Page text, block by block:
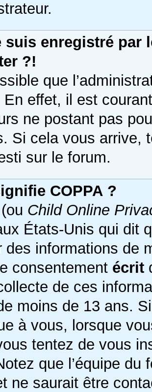
suis enregistré par
?!
que
En effet, il est
ne postant pas
Si cela vous arrive,
sur le forum.
COPPA ?
Child Online
États-Unis qui dit
des informations de
consentement écrit
de ces
moins de 13 ans.
à vous, lorsque
tentez de vous
que l’équipe
ne saurait être